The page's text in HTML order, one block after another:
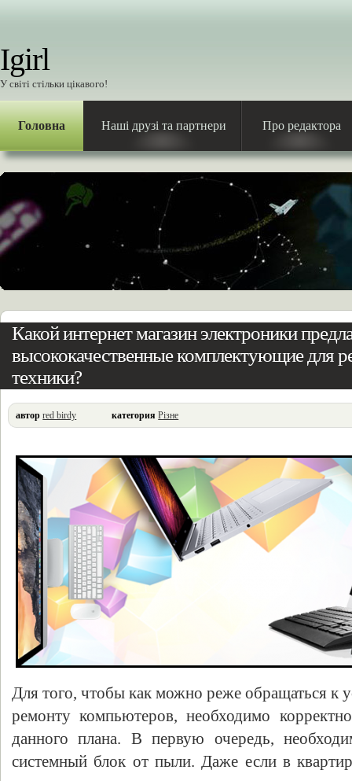
Igirl
У світі стільки цікавого!
Головна Наші друзі та партнери Про редактора
Какой интернет магазин электроники
высококачественные комплектующие для
техники?
автор red birdy категория Різне
Для того, чтобы как можно реже обращаться к
ремонту компьютеров, необходимо
данного плана. В первую очередь,
системный блок от пыли. Даже если в